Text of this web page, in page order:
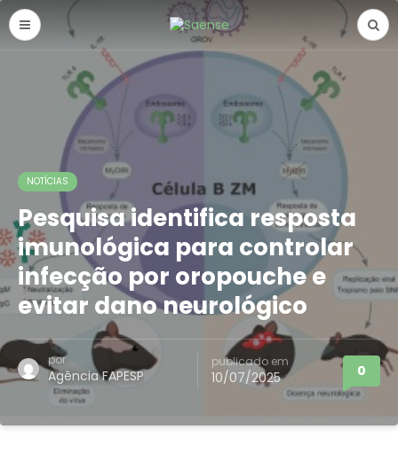
NOTÍCIAS
Pesquisa identifica resposta
imunológica para controlar
infecção por oropouche e
evitar dano neurológico
por
Agência FAPESP
publicado em
10/07/2025 0